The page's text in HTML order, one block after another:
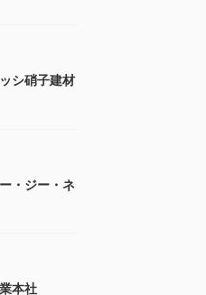
シ硝子建材
・ジー・ネ
本社